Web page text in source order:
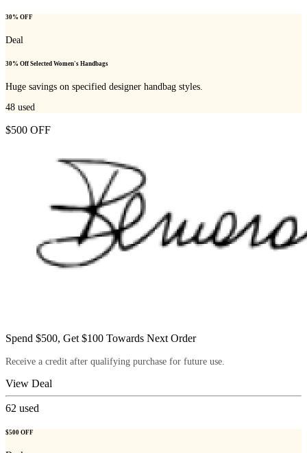
30% OFF
Deal
30% Off Selected Women's Handbags
Huge savings on specified designer handbag styles.
48 used
$500 OFF
Spend $500, Get $100 Towards Next Order
Receive a credit after qualifying purchase for future use.
View Deal
62 used
$500 OFF